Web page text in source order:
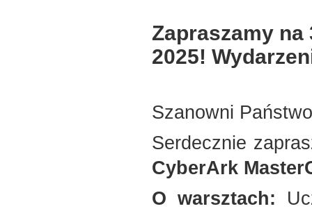
Zapraszamy
2025!
Szanowni
Serdecznie
CyberArk
O warsztach: